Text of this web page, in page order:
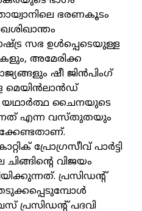
ഭരണകൂടം
സഭ ഉള്‍പ്പെടെയുള്ള
അമേരിക്ക
ഷീ ജിന്‍പിംഗ്
മെയിന്‍ലാന്‍ഡ്
ചൈനയുടെ
എന്ന വസ്തുതയും
പ്രോഗ്രസീവ് പാര്‍ട്ടി
വിജയം
പ്രസിഡന്റ്
പ്രസിഡന്റ് പദവി